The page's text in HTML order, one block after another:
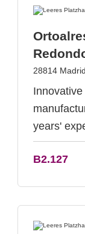
28814
years'
B2.127